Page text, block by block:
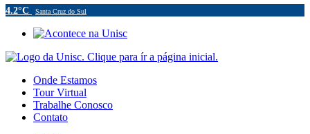
4.2°C Santa Cruz do Sul
Onde Estamos
Tour Virtual
Trabalhe Conosco
Contato